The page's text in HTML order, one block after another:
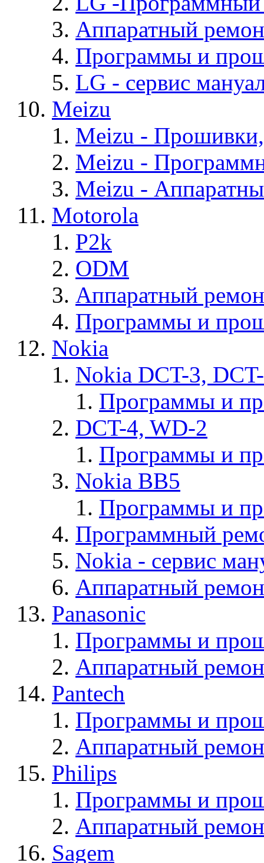
Аппаратный
Программы и
LG - cервис
Meizu
Meizu -
Meizu -
Meizu -
Motorola
P2k
ODM
Аппаратный
Программы и
Nokia
Nokia DCT-3,
Программы и
DCT-4, WD-2
Программы и
Nokia BB5
Программы и
Программный
Nokia - cервис
Аппаратный
Panasonic
Программы и
Аппаратный
Pantech
Программы и
Аппаратный
Philips
Программы и
Аппаратный
Sagem